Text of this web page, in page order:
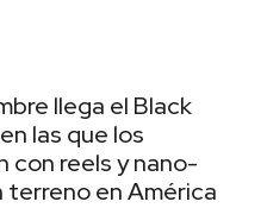
llega el Black
las que los
con reels y nano-
terreno en América